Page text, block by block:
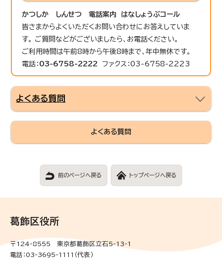
かつしか しんせつ 電話案内 はなしょうぶコール
皆さまからよくいただくお問い合わせにお答えしていま
す。 ご質問などがございましたら、お電話ください。
ご利用時間は午前8時から午後8時まで、年中無休です。
電話： 03-6758-2222 ファクス：03-6758-2223
よくある質問
よくある質問
前のページへ戻る トップページへ戻る
葛飾区役所
〒124-8555 東京都葛飾区立石5-13-1
電話：03-3695-1111（代表）